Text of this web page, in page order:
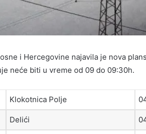
i Hercegovine najavila je nova
neće biti u vreme od 09 do 09:30h.
Klokotnica Polje
Delići